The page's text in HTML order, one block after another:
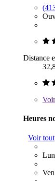
Distance
Voir
Heures
Voir tout